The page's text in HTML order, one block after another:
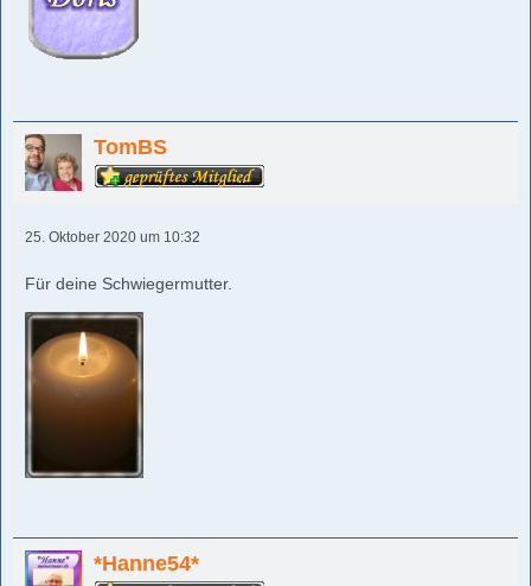
TomBS
25. Oktober 2020 um 10:32
Für deine Schwiegermutter.
*Hanne54*